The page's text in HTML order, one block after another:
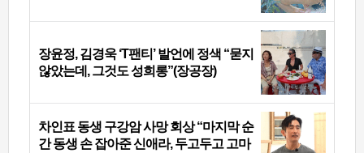
장윤정, 김경욱 ‘T팬티’ 발언에 정색 “묻지
않았는데, 그것도 성희롱”(장공장)
차인표 동생 구강암 사망 회상 “마지막 순
간 동생 손 잡아준 신애라, 두고두고 고마